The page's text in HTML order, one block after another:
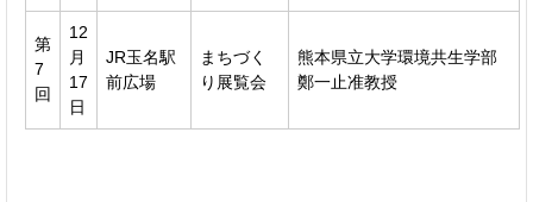
第
7
回
12
月
17
日
JR玉名駅
前広場
まちづく
り展覧会
熊本県立大学環境共生学部
鄭一止准教授